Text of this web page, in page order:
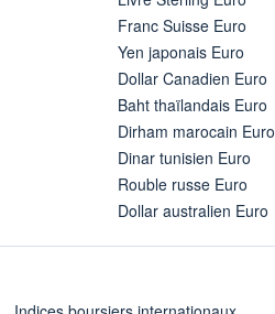
Franc Suisse Euro
Yen japonais Euro
Dollar Canadien Euro
Baht thaïlandais Euro
Dirham marocain Euro
Dinar tunisien Euro
Rouble russe Euro
Dollar australien Euro